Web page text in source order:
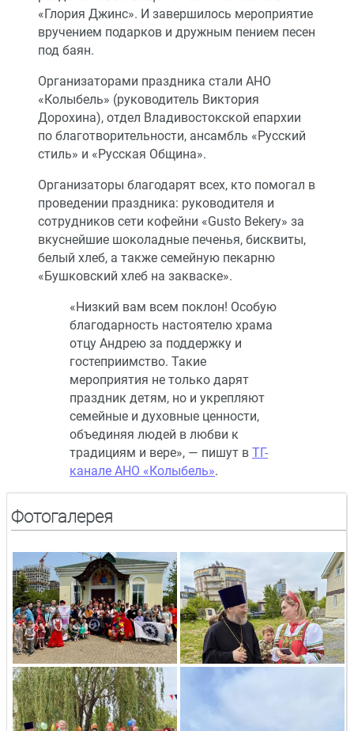
«Глория Джинс». И завершилось мероприятие
вручением подарков и дружным пением песен
под баян.
Организаторами праздника стали АНО
«Колыбель» (руководитель Виктория
Дорохина), отдел Владивостокской епархии
по благотворительности, ансамбль «Русский
стиль» и «Русская Община».
Организаторы благодарят всех, кто помогал в
проведении праздника: руководителя и
сотрудников сети кофейни «Gusto Bekery» за
вкуснейшие шоколадные печенья, бисквиты,
белый хлеб, а также семейную пекарню
«Бушковский хлеб на закваске».
«Низкий вам всем поклон! Особую
благодарность настоятелю храма
отцу Андрею за поддержку и
гостеприимство. Такие
мероприятия не только дарят
праздник детям, но и укрепляют
семейные и духовные ценности,
объединяя людей в любви к
традициям и вере», — пишут в ТГ-
канале АНО «Колыбель».
Фотогалерея